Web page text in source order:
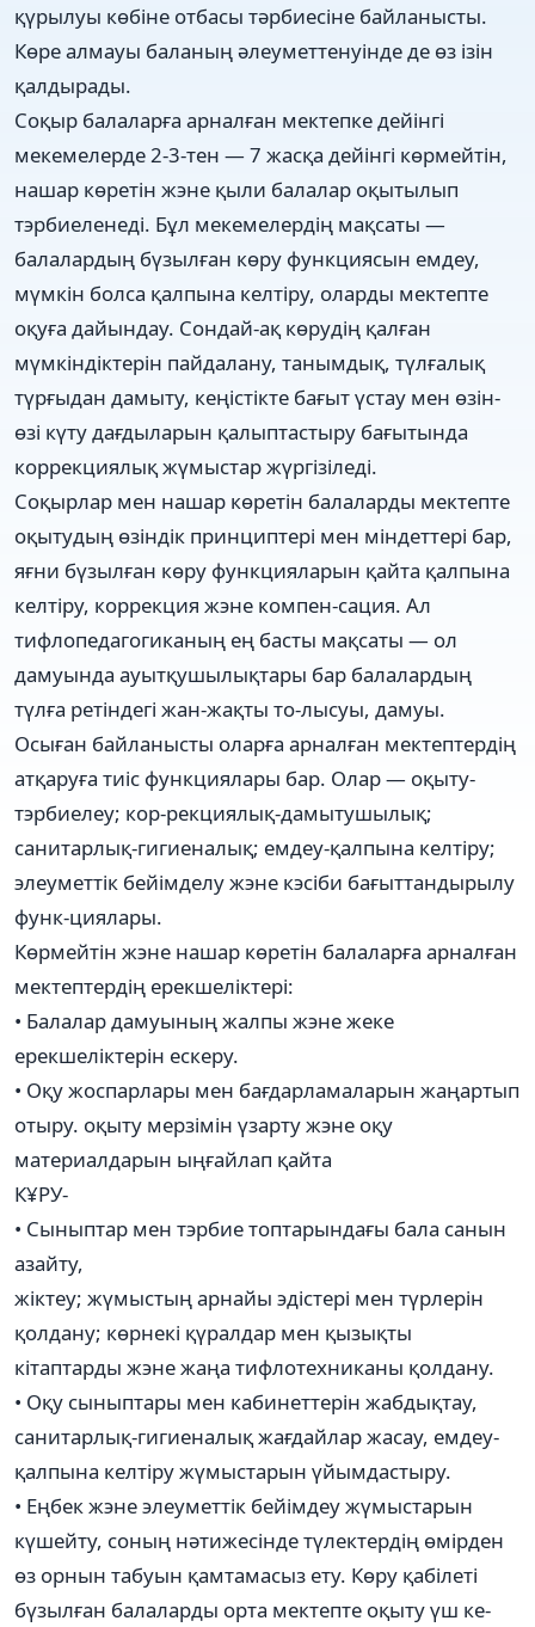
қүрылуы көбіне отбасы тәрбиесіне байланысты.
Көре алмауы баланың әлеуметтенуінде де өз ізін
қалдырады.
Соқыр балаларға арналған мектепке дейінгі
мекемелерде 2-3-тен — 7 жасқа дейінгі көрмейтін,
нашар көретін жэне қыли балалар оқытылып
тэрбиеленеді. Бұл мекемелердің мақсаты —
балалардың бүзылған көру функциясын емдеу,
мүмкін болса қалпына келтіру, оларды мектепте
оқуға дайындау. Сондай-ақ көрудің қалған
мүмкіндіктерін пайдалану, танымдық, түлғалық
түрғыдан дамыту, кеңістікте бағыт үстау мен өзін-
өзі күту дағдыларын қалыптастыру бағытында
коррекциялық жүмыстар жүргізіледі.
Соқырлар мен нашар көретін балаларды мектепте
оқытудың өзіндік принциптері мен міндеттері бар,
яғни бүзылған көру функцияларын қайта қалпына
келтіру, коррекция жэне компен-сация. Ал
тифлопедагогиканың ең басты мақсаты — ол
дамуында ауытқушылықтары бар балалардың
түлға ретіндегі жан-жақты то-лысуы, дамуы.
Осыған байланысты оларға арналған мектептердің
атқаруға тиіс функциялары бар. Олар — оқыту-
тэрбиелеу; кор-рекциялық-дамытушылық;
санитарлық-гигиеналық; емдеу-қалпына келтіру;
элеуметтік бейімделу жэне кэсіби бағыттандырылу
функ-циялары.
Көрмейтін жэне нашар көретін балаларға арналған
мектептердің ерекшеліктері:
• Балалар дамуының жалпы жэне жеке
ерекшеліктерін ескеру.
• Оқу жоспарлары мен бағдарламаларын жаңартып
отыру. оқыту мерзімін үзарту жэне оқу
материалдарын ыңғайлап қайта
К¥РУ-
• Сыныптар мен тэрбие топтарындағы бала санын
азайту,
жіктеу; жүмыстың арнайы эдістері мен түрлерін
қолдану; көрнекі қүралдар мен қызықты
кітаптарды жэне жаңа тифлотехниканы қолдану.
• Оқу сыныптары мен кабинеттерін жабдықтау,
санитарлық-гигиеналық жағдайлар жасау, емдеу-
қалпына келтіру жүмыстарын үйымдастыру.
• Еңбек жэне элеуметтік бейімдеу жүмыстарын
күшейту, соның нәтижесінде түлектердің өмірден
өз орнын табуын қамтамасыз ету. Көру қабілеті
бүзылған балаларды орта мектепте оқыту үш ке-